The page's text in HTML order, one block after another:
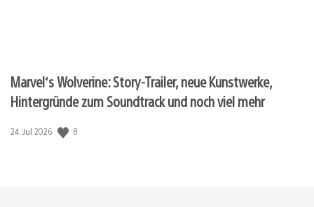
Marvel‘s Wolverine: Story-Trailer, neue Kunstwerke,
Hintergründe zum Soundtrack und noch viel mehr
Veröffentlichungsdatum:
24. Jul 2026 8